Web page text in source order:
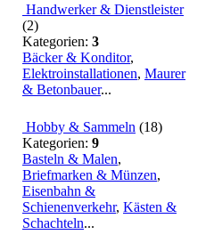
Handwerker & Dienstleister
(2)
Kategorien: 3
Bäcker & Konditor,
Elektroinstallationen, Maurer
& Betonbauer...
Hobby & Sammeln (18)
Kategorien: 9
Basteln & Malen,
Briefmarken & Münzen,
Eisenbahn &
Schienenverkehr, Kästen &
Schachteln...